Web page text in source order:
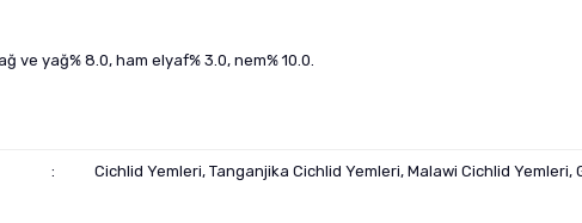
ve yağ% 8.0, ham elyaf% 3.0, nem% 10.0.
: Cichlid Yemleri, Tanganjika Cichlid Yemleri, Malawi Cichlid Yemleri,